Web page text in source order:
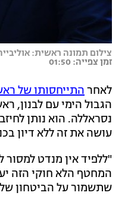
צילום תמונה ראשית: אוליבייה
זמן צפייה: 01:50
לאחרהתייחסותו של
הגבול הימי עם לבנון,
נסראללה. הוא נותן
עושה את זה ללא דיון
"ללפיד אין מנדט למסור
שתשמור על הביטחון של